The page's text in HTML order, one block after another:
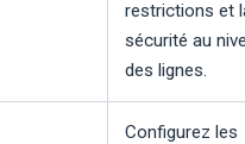
restrictions et
sécurité au
des lignes.
Configurez les